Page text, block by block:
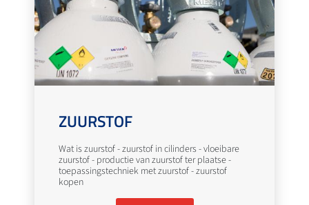
ZUURSTOF
Wat is zuurstof - zuurstof in cilinders - vloeibare
zuurstof - productie van zuurstof ter plaatse -
toepassingstechniek met zuurstof - zuurstof
kopen